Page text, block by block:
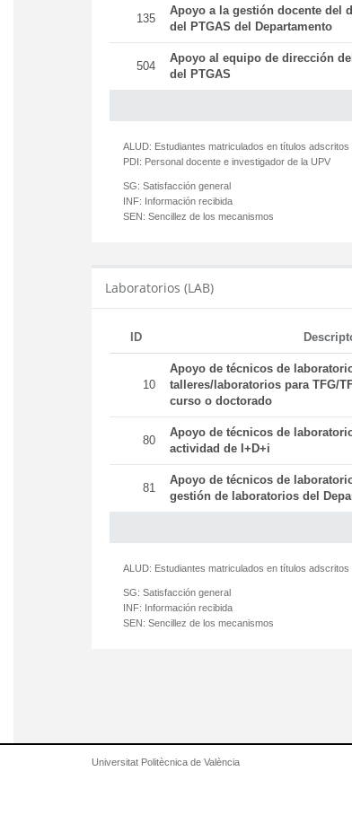
135
Apoyo a la gestión docente del
del PTGAS del Departamento
504
Apoyo al equipo de dirección
del PTGAS
ALUD: Estudiantes matriculados en títulos
PDI: Personal docente e investigador de la UPV
SG: Satisfacción general
INF: Información recibida
SEN: Sencillez de los mecanismos
Laboratorios (LAB)
ID
10
Apoyo de técnicos de
talleres/laboratorios para TFG/
curso o doctorado
80
Apoyo de técnicos de
actividad de I+D+i
81
Apoyo de técnicos de
gestión de laboratorios del
ALUD: Estudiantes matriculados en títulos
SG: Satisfacción general
INF: Información recibida
SEN: Sencillez de los mecanismos
Universitat Politècnica de València